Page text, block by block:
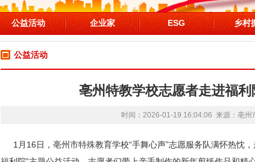
公益活动 企业家 ESG 乡村
公益活动
亳州特教学校志愿者走进福
时间：2026-01-19 16:04:06 来源： 亳州
1月16日，亳州市特殊教育学校“手舞心声”志愿服务队满怀热忱